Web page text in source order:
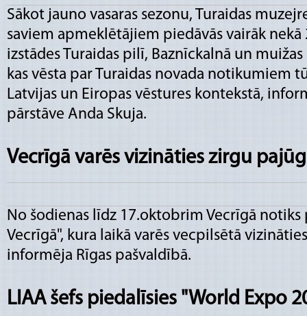
Sākot jauno vasaras sezonu, Turaidas
saviem apmeklētājiem piedāvās vairāk nekā
izstādes Turaidas pilī, Baznīckalnā un
kas vēsta par Turaidas novada notikumiem
Latvijas un Eiropas vēstures kontekstā,
pārstāve Anda Skuja.
Vecrīgā varēs vizināties zirgu
No šodienas līdz 17.oktobrim Vecrīgā notiks
Vecrīgā", kura laikā varēs vecpilsētā
informēja Rīgas pašvaldībā.
LIAA šefs piedalīsies "World Expo